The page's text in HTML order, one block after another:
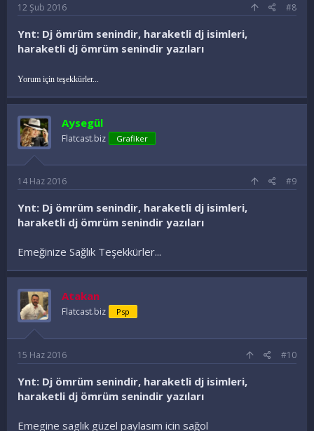
12 Şub 2016 #8
Ynt: Dj ömrüm senindir, haraketli dj isimleri,
haraketli dj ömrüm senindir yazıları
Yorum için teşekkürler...
Aysegül
Flatcast.biz Grafiker
14 Haz 2016 #9
Ynt: Dj ömrüm senindir, haraketli dj isimleri,
haraketli dj ömrüm senindir yazıları
Emeğinize Sağlık Teşekkürler...
Atakan
Flatcast.biz Psp
15 Haz 2016 #10
Ynt: Dj ömrüm senindir, haraketli dj isimleri,
haraketli dj ömrüm senindir yazıları
Emegine saglık güzel paylasım icin sağol